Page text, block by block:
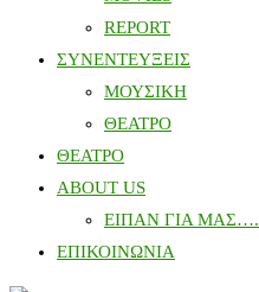
REPORT
ΣΥΝΕΝΤΕΥΞΕΙΣ
ΜΟΥΣΙΚΗ
ΘΕΑΤΡΟ
ΘΕΑΤΡΟ
ABOUT US
ΕΙΠΑΝ ΓΙΑ ΜΑΣ….
ΕΠΙΚΟΙΝΩΝΙΑ